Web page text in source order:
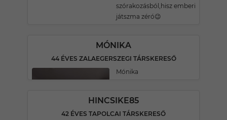
szórakozásból,hisz emberi
játszma zéró😉
MÓNIKA
44 ÉVES ZALAEGERSZEGI TÁRSKERESŐ
Mónika
HINCSIKE85
42 ÉVES TAPOLCAI TÁRSKERESŐ